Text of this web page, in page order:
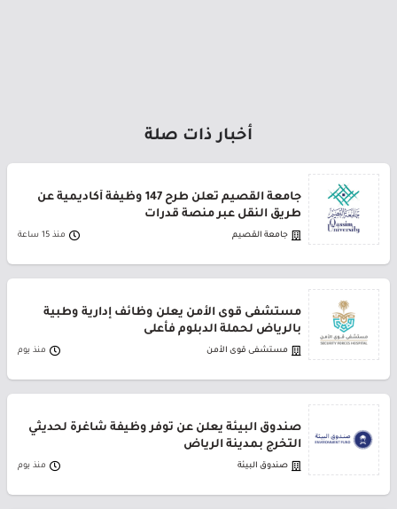
أخبار ذات صلة
جامعة القصيم تعلن طرح 147 وظيفة أكاديمية عن
طريق النقل عبر منصة قدرات
جامعة القصيم منذ 15 ساعة
مستشفى قوى الأمن يعلن وظائف إدارية وطبية
بالرياض لحملة الدبلوم فأعلى
مستشفى قوى الأمن منذ يوم
صندوق البيئة يعلن عن توفر وظيفة شاغرة لحديثي
التخرج بمدينة الرياض
صندوق البيئة منذ يوم